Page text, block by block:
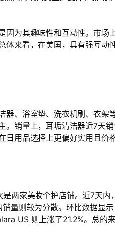
因为其趣味性和互动性。市场
体来看，在美国，具有强互动
器、浴室垫、洗衣机刷、衣架
。销量上，耳垢清洁器近7天
用品选择上更偏好实用且价
两家美妆个护店铺。近7天
量则较为分散。环比数据显
US 则上涨了21.2%。总的